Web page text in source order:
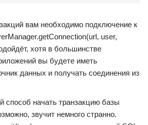
вам необходимо подключение к
user,
хотя в большинстве
вы будете иметь
данных и получать соединения из
способ начать транзакцию базы
звучит немного странно.